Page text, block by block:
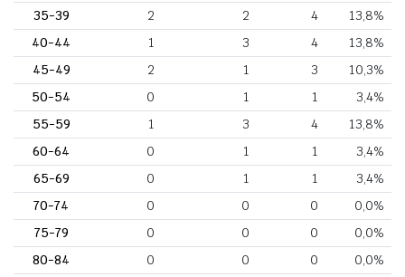
35-39
2 2 4
13,8%
40-44
1 3 4
13,8%
45-49
2 1 3
10,3%
50-54
0 1 1
3,4%
55-59
1 3 4
13,8%
60-64
0 1 1
3,4%
65-69
0 1 1
3,4%
70-74
0 0 0
0,0%
75-79
0 0 0
0,0%
80-84
0 0 0
0,0%